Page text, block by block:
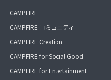
CAMPFIRE
CAMPFIRE コミュニティ
CAMPFIRE Creation
CAMPFIRE for Social Good
CAMPFIRE for Entertainment